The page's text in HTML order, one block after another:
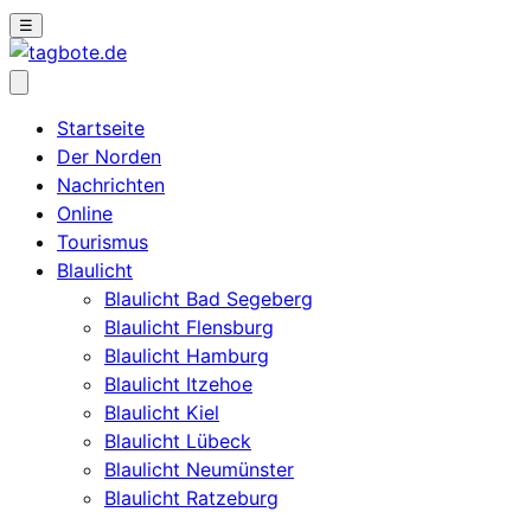
☰
Startseite
Der Norden
Nachrichten
Online
Tourismus
Blaulicht
Blaulicht Bad Segeberg
Blaulicht Flensburg
Blaulicht Hamburg
Blaulicht Itzehoe
Blaulicht Kiel
Blaulicht Lübeck
Blaulicht Neumünster
Blaulicht Ratzeburg